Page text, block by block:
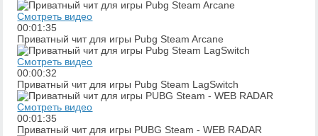
Смотреть видео
00:01:35
Приватный чит для игры Pubg Steam Arcane
Смотреть видео
00:00:32
Приватный чит для игры Pubg Steam LagSwitch
Смотреть видео
00:01:35
Приватный чит для игры PUBG Steam - WEB RADAR